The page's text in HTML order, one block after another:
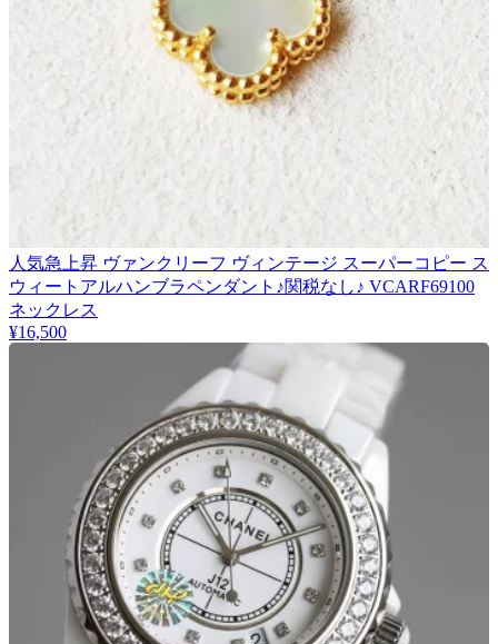
人気急上昇 ヴァンクリーフ ヴィンテージ スーパーコピー ス
ウィートアルハンブラペンダント♪関税なし♪ VCARF69100
ネックレス
¥16,500